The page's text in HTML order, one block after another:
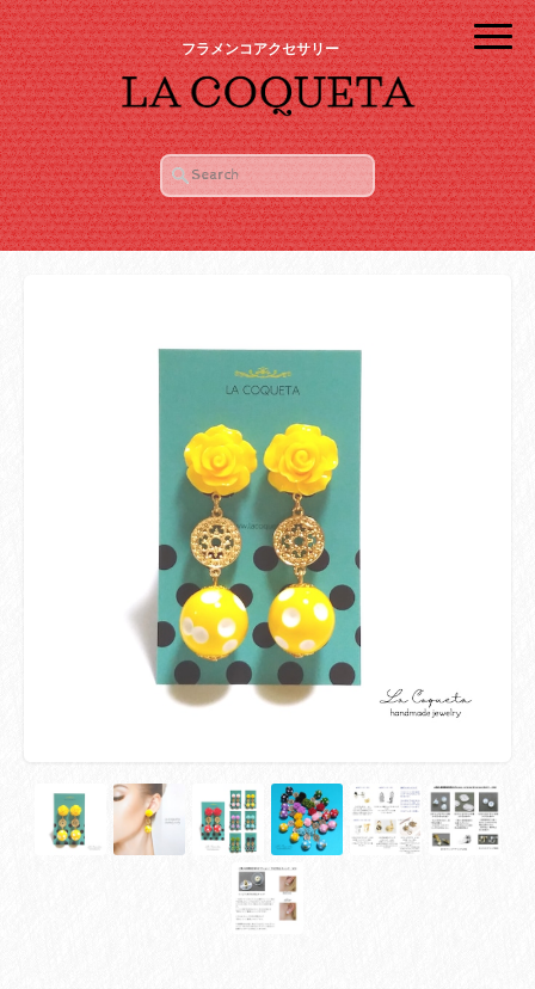
フラメンコアクセサリー